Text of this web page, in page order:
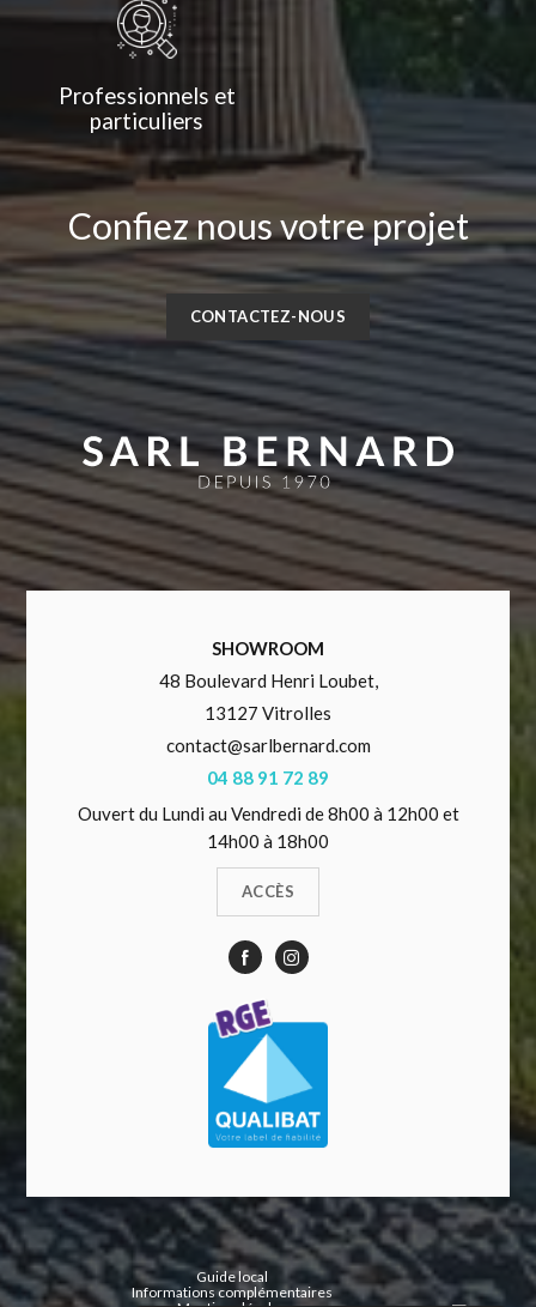
Professionnels et
particuliers
Confiez nous votre projet
CONTACTEZ-NOUS
SHOWROOM
48 Boulevard Henri Loubet,
13127 Vitrolles
contact@sarlbernard.com
04 88 91 72 89
Ouvert du Lundi au Vendredi de 8h00 à 12h00 et
14h00 à 18h00
ACCÈS
Guide local
Informations complémentaires